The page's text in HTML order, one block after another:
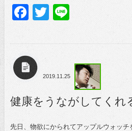
Facebook
Twitter
2019.11.25
健康をうながしてくれ
先日、物欲にかられてアップルウォッチ